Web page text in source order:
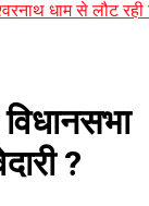
धाम से लौट
?